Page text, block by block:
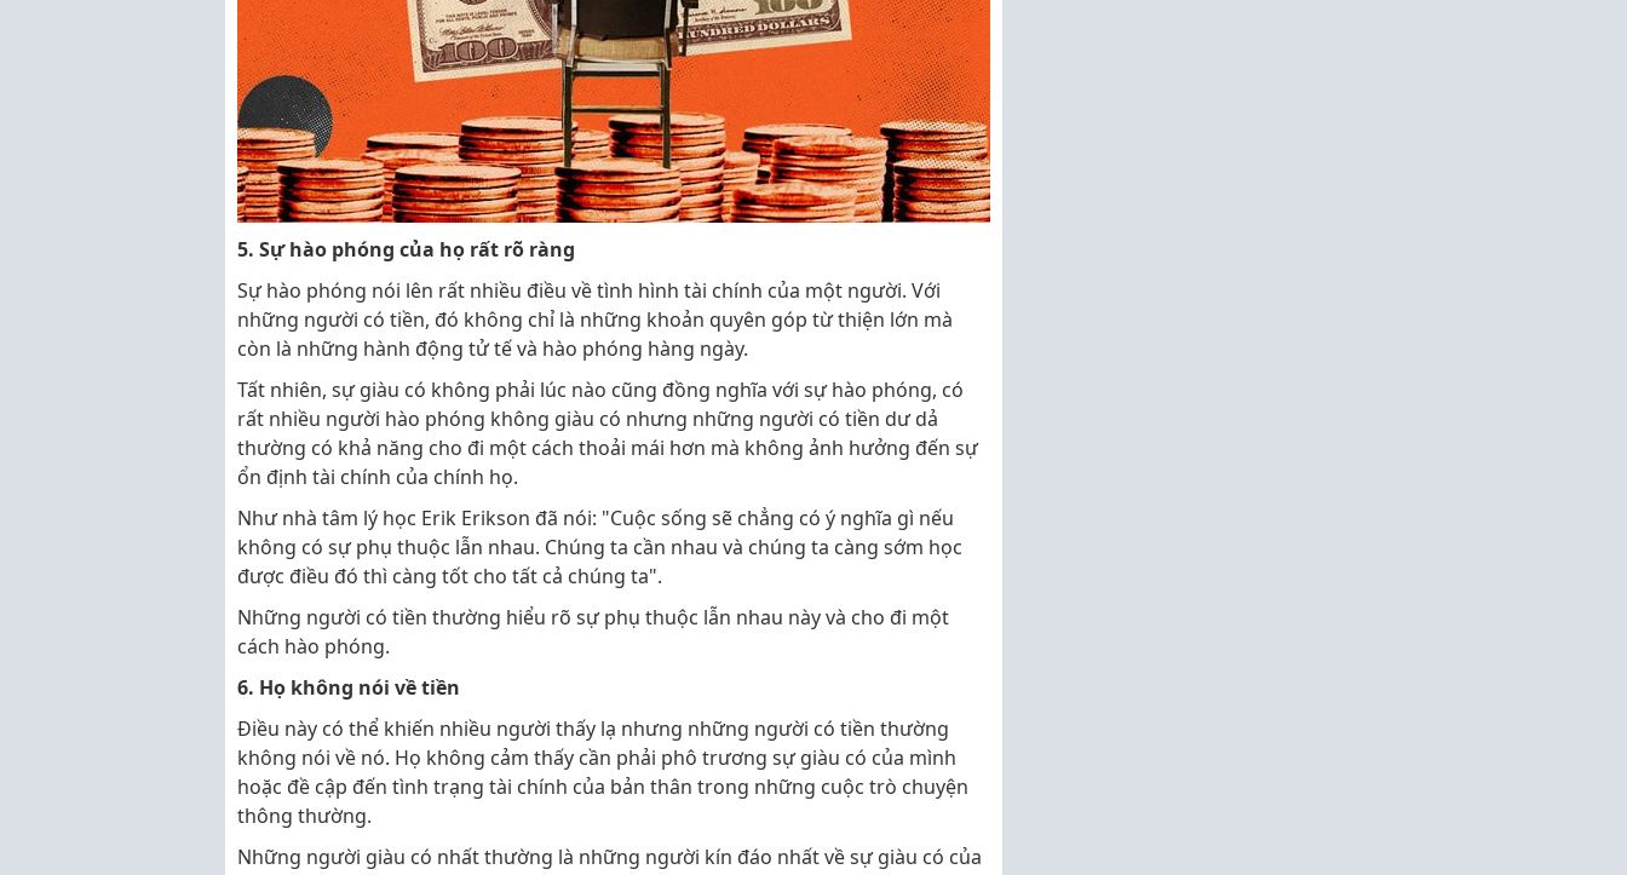
5. Sự hào phóng của họ rất rõ ràng
Sự hào phóng nói lên rất nhiều điều về tình hình tài chính của một người. Với
những người có tiền, đó không chỉ là những khoản quyên góp từ thiện lớn mà
còn là những hành động tử tế và hào phóng hàng ngày.
Tất nhiên, sự giàu có không phải lúc nào cũng đồng nghĩa với sự hào phóng, có
rất nhiều người hào phóng không giàu có nhưng những người có tiền dư dả
thường có khả năng cho đi một cách thoải mái hơn mà không ảnh hưởng đến sự
ổn định tài chính của chính họ.
Như nhà tâm lý học Erik Erikson đã nói: "Cuộc sống sẽ chẳng có ý nghĩa gì nếu
không có sự phụ thuộc lẫn nhau. Chúng ta cần nhau và chúng ta càng sớm học
được điều đó thì càng tốt cho tất cả chúng ta".
Những người có tiền thường hiểu rõ sự phụ thuộc lẫn nhau này và cho đi một
cách hào phóng.
6. Họ không nói về tiền
Điều này có thể khiến nhiều người thấy lạ nhưng những người có tiền thường
không nói về nó. Họ không cảm thấy cần phải phô trương sự giàu có của mình
hoặc đề cập đến tình trạng tài chính của bản thân trong những cuộc trò chuyện
thông thường.
Những người giàu có nhất thường là những người kín đáo nhất về sự giàu có của